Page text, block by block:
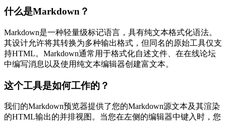
什么是Markdown？
Markdown是一种轻量级标记语言，具有纯文本格式化语法。
其设计允许将其转换为多种输出格式，但同名的原始工具仅支
持HTML。Markdown通常用于格式化自述文件、在在线论坛
中编写消息以及使用纯文本编辑器创建富文本。
这个工具是如何工作的？
我们的Markdown预览器提供了您的Markdown源文本及其渲染
的HTML输出的并排视图。当您在左侧的编辑器中键入时，您